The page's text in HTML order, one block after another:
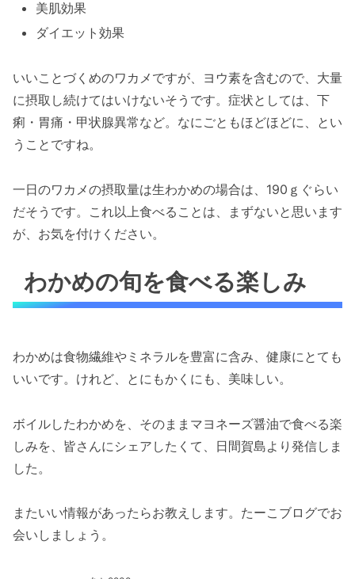
美肌効果
ダイエット効果
いいことづくめのワカメですが、ヨウ素を含むので、大量
に摂取し続けてはいけないそうです。症状としては、下
痢・胃痛・甲状腺異常など。なにごともほどほどに、とい
うことですね。
一日のワカメの摂取量は生わかめの場合は、190ｇぐらい
だそうです。これ以上食べることは、まずないと思います
が、お気を付けください。
わかめの旬を食べる楽しみ
わかめは食物繊維やミネラルを豊富に含み、健康にとても
いいです。けれど、とにもかくにも、美味しい。
ボイルしたわかめを、そのままマヨネーズ醤油で食べる楽
しみを、皆さんにシェアしたくて、日間賀島より発信しま
した。
またいい情報があったらお教えします。たーこブログでお
会いしましょう。